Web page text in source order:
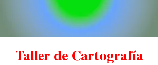
Taller de Cartografía